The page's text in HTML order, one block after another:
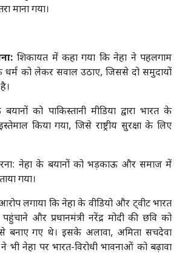
माना गया।
शिकायत में कहा गया कि नेहा ने पहलगाम
को लेकर सवाल उठाए, जिससे दो समुदायों
बयानों को पाकिस्तानी मीडिया द्वारा भारत के
किया गया, जिसे राष्ट्रीय सुरक्षा के लिए
नेहा के बयानों को भड़काऊ और समाज में
गया।
लगाया कि नेहा के वीडियो और ट्वीट भारत
और प्रधानमंत्री नरेंद्र मोदी की छवि को
बनाए गए थे। इसके अलावा, अमिता सचदेवा
नेहा पर भारत-विरोधी भावनाओं को बढ़ावा